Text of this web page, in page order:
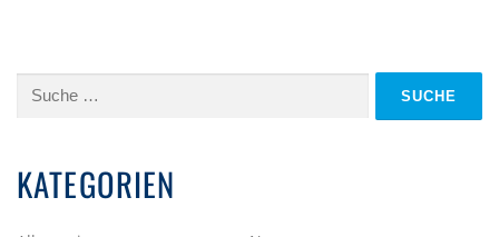
Suche
KATEGORIEN